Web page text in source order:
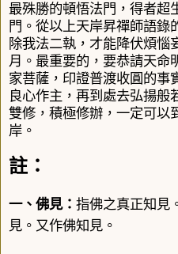
最殊勝的頓悟法門，得者超
門。從以上天岸昇禪師語錄
除我法二執，才能降伏煩惱
月。最重要的，要恭請天命
家菩薩 ， 印證普渡收圓的事
良心作主，再到處去弘揚般
雙修，積極修辦，一定可以
岸。
註：
一、佛見： 指佛之真正知見
見。又作佛知見。